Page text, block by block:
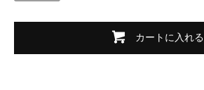
カートに入れる